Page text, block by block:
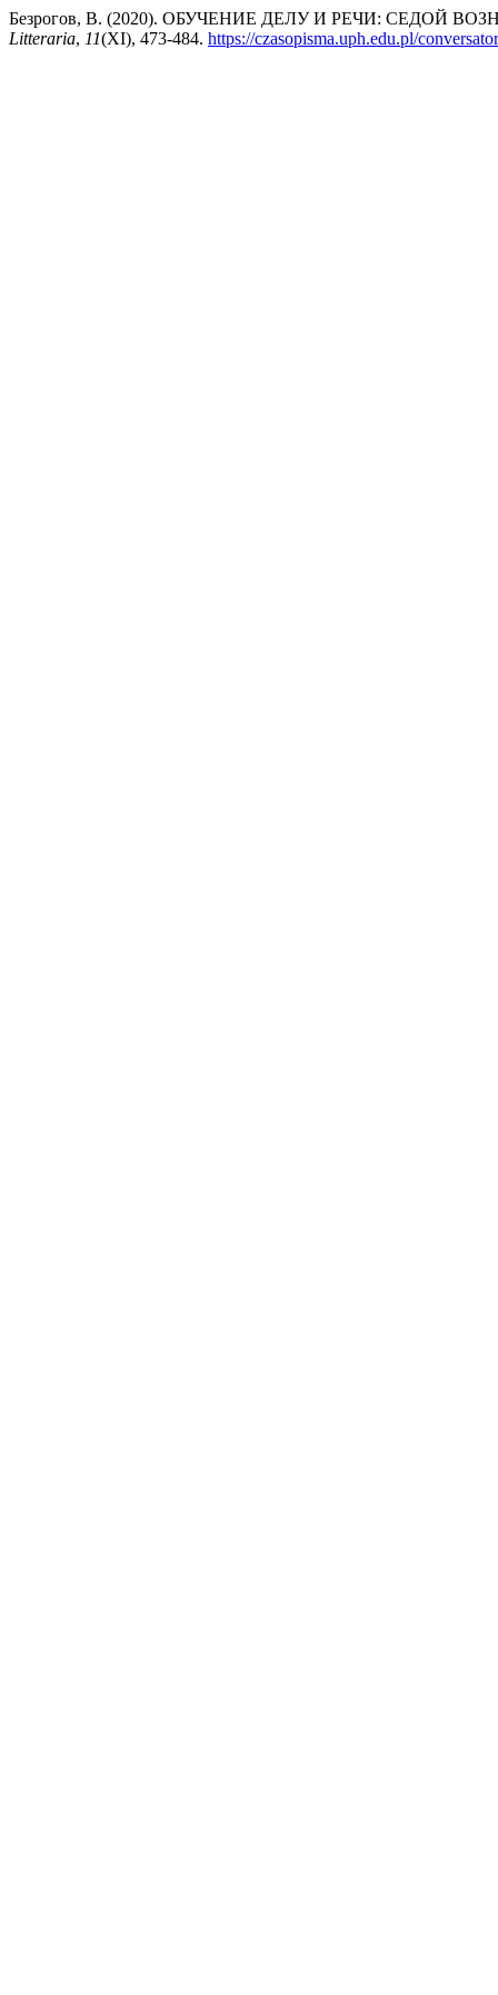
Безрогов, В. (2020). ОБУЧЕНИЕ ДЕЛУ И РЕЧИ: СЕДОЙ
Litteraria, 11(XI), 473-484. https://czasopisma.uph.edu.pl/